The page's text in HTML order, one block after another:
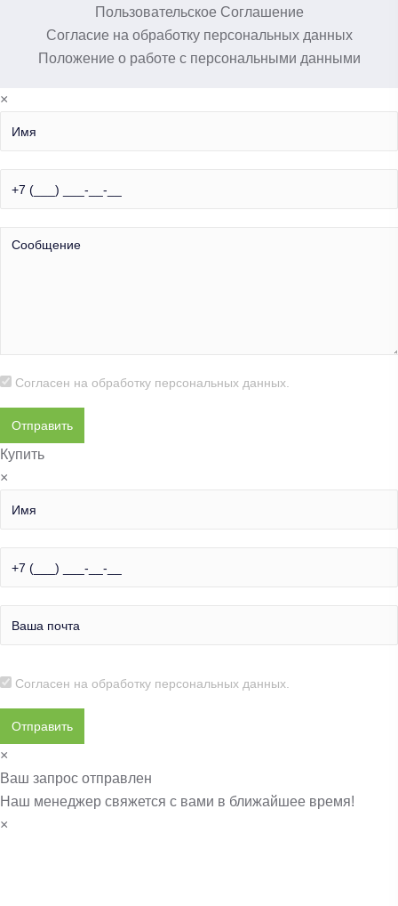
Пользовательское Соглашение
Согласие на обработку персональных данных
Положение о работе с персональными данными
×
Согласен на обработку персональных данных.
Купить
×
Согласен на обработку персональных данных.
×
Ваш запрос отправлен
Наш менеджер свяжется с вами в ближайшее время!
×